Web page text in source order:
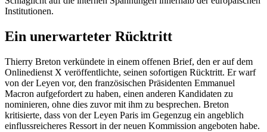
Institutionen.
Ein unerwarteter Rücktritt
Thierry Breton verkündete in einem offenen Brief, den er auf dem
Onlinedienst X veröffentlichte, seinen sofortigen Rücktritt. Er warf
von der Leyen vor, den französischen Präsidenten Emmanuel
Macron aufgefordert zu haben, einen anderen Kandidaten zu
nominieren, ohne dies zuvor mit ihm zu besprechen. Breton
kritisierte, dass von der Leyen Paris im Gegenzug ein angeblich
einflussreicheres Ressort in der neuen Kommission angeboten habe.